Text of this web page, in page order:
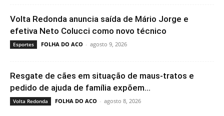
Volta Redonda anuncia saída de Mário Jorge e
efetiva Neto Colucci como novo técnico
Esportes FOLHA DO ACO - agosto 9, 2026
Resgate de cães em situação de maus-tratos e
pedido de ajuda de família expõem...
Volta Redonda FOLHA DO ACO - agosto 8, 2026